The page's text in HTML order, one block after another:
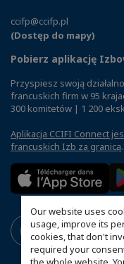
Our website uses
usage, improve its
cookies, that don't
required your
ccifp@ccifp.pl
(Dostęp do mapy)
Pobierz aplikację
Przyspiesz swoją
francuskich firm w 95
300 komitetów | 1 200
Aplikacja CCIFI Connect
francuskich Izb za granicą.